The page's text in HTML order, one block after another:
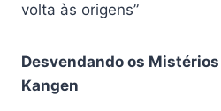
volta às origens”
Desvendando os
Kangen